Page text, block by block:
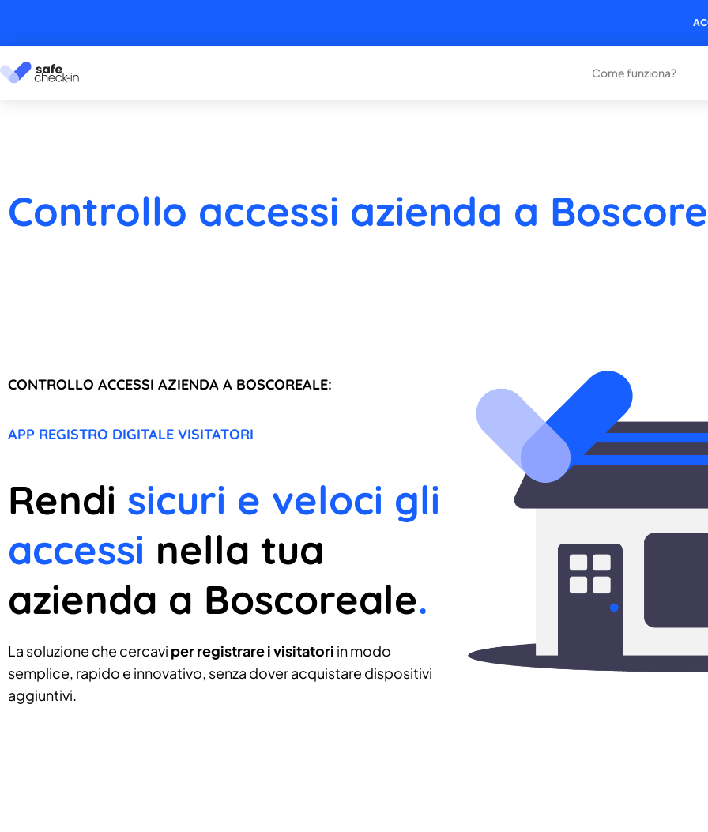
Come funziona?
Controllo accessi azienda a
CONTROLLO ACCESSI AZIENDA A BOSCOREALE:
APP REGISTRO DIGITALE VISITATORI
Rendi sicuri e veloci gli
accessi nella tua
azienda a Boscoreale.
La soluzione che cercavi per registrare i visitatori in modo
semplice, rapido e innovativo, senza dover acquistare dispositivi
aggiuntivi.